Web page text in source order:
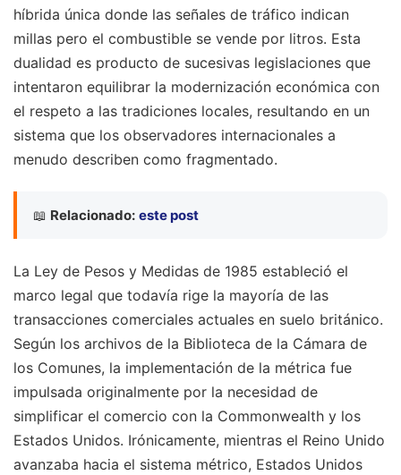
híbrida única donde las señales de tráfico indican
millas pero el combustible se vende por litros. Esta
dualidad es producto de sucesivas legislaciones que
intentaron equilibrar la modernización económica con
el respeto a las tradiciones locales, resultando en un
sistema que los observadores internacionales a
menudo describen como fragmentado.
📖 Relacionado: este post
La Ley de Pesos y Medidas de 1985 estableció el
marco legal que todavía rige la mayoría de las
transacciones comerciales actuales en suelo británico.
Según los archivos de la Biblioteca de la Cámara de
los Comunes, la implementación de la métrica fue
impulsada originalmente por la necesidad de
simplificar el comercio con la Commonwealth y los
Estados Unidos. Irónicamente, mientras el Reino Unido
avanzaba hacia el sistema métrico, Estados Unidos